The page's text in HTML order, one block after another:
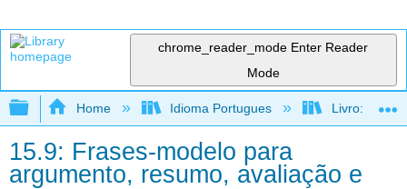
chrome_reader_mode Enter Reader
Mode
Expand/collapse global hierarchy
Home Idioma Portugues Livro: Como
15.9: Frases-modelo para
argumento, resumo, avaliação e